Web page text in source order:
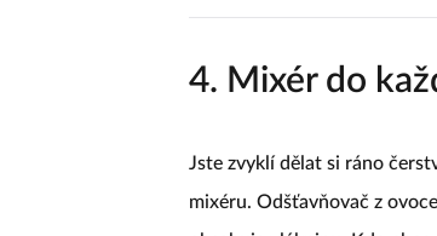
4. Mixér do
Jste zvyklí dělat si ráno
mixéru. Odšťavňovač z